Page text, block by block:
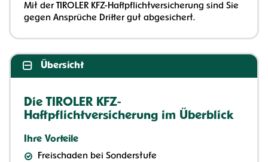
Mit der TIROLER KFZ-Haftpflichtversicherung sind Sie
gegen Ansprüche Dritter gut abgesichert.
Übersicht
Die TIROLER KFZ-
Haftpflichtversicherung im Überblick
Ihre Vorteile
Freischaden bei Sonderstufe